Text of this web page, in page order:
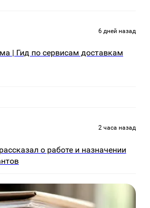
6 дней назад
| Гид по сервисам доставкам
2 часа назад
о работе и назначении